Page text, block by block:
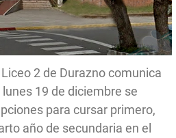
2 de Durazno comunica
19 de diciembre se
para cursar primero,
año de secundaria en el